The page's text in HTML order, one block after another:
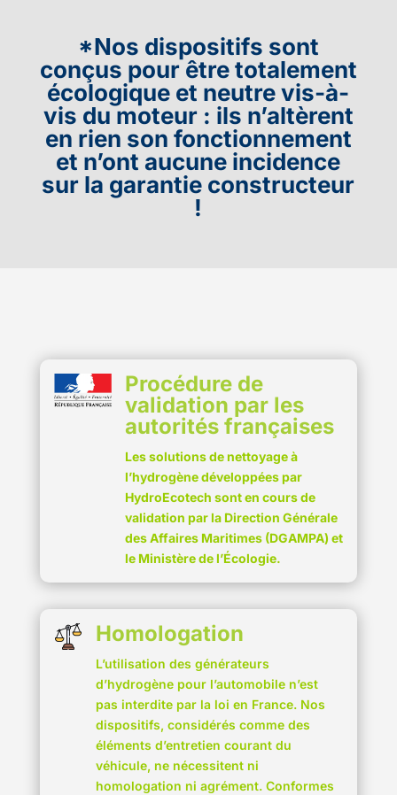
*Nos dispositifs sont
conçus pour être totalement
écologique et neutre vis-à-
vis du moteur : ils n’altèrent
en rien son fonctionnement
et n’ont aucune incidence
sur la garantie constructeur
!
Procédure de
validation par les
autorités françaises
Les solutions de nettoyage à
l’hydrogène développées par
HydroEcotech sont en cours de
validation par la Direction Générale
des Affaires Maritimes (DGAMPA) et
le Ministère de l’Écologie.
Homologation
L’utilisation des générateurs
d’hydrogène pour l’automobile n’est
pas interdite par la loi en France. Nos
dispositifs, considérés comme des
éléments d’entretien courant du
véhicule, ne nécessitent ni
homologation ni agrément. Conformes